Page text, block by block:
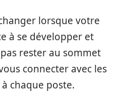
lorsque votre
à se développer et
rester au sommet
connecter avec les
chaque poste.